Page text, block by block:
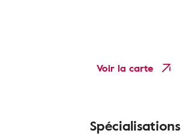
Voir la carte
Spécialisations